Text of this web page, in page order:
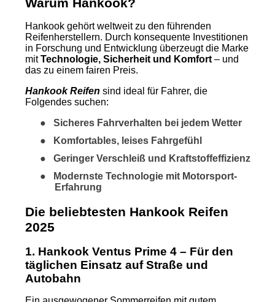
Warum Hankook?
Hankook gehört weltweit zu den führenden
Reifenherstellern. Durch konsequente Investitionen
in Forschung und Entwicklung überzeugt die Marke
mitTechnologie, Sicherheit und Komfort– und
das zu einem fairen Preis.
Hankook Reifen sind ideal für Fahrer, die
Folgendes suchen:
●
Sicheres Fahrverhalten bei jedem Wetter
●
Komfortables, leises Fahrgefühl
●
Geringer Verschleiß und Kraftstoffeffizienz
●
Modernste Technologie mit Motorsport-
Erfahrung
Die beliebtesten Hankook Reifen
2025
1. Hankook Ventus Prime 4 – Für den
täglichen Einsatz auf Straße und
Autobahn